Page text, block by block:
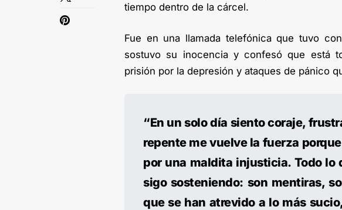
tiempo dentro de la cárcel.
Fue en una llamada telefónica que tuvo
sostuvo su inocencia y confesó que está
prisión por la depresión y ataques de pánico
“En un solo día siento coraje,
repente me vuelve la fuerza
por una maldita injusticia. Todo lo
sigo sosteniendo: son mentiras,
que se han atrevido a lo más